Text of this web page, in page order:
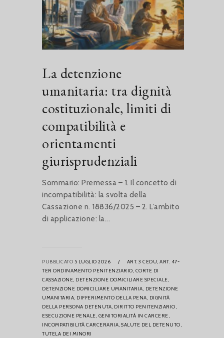
La detenzione
umanitaria: tra dignità
costituzionale, limiti di
compatibilità e
orientamenti
giurisprudenziali
Sommario: Premessa – 1. Il concetto di
incompatibilità: la svolta della
Cassazione n. 18836/2025 – 2. L’ambito
di applicazione: la...
PUBBLICATO 5 LUGLIO 2026 / ART. 3 CEDU, ART. 47-
TER ORDINAMENTO PENITENZIARIO, CORTE DI
CASSAZIONE, DETENZIONE DOMICILIARE SPECIALE,
DETENZIONE DOMICILIARE UMANITARIA, DETENZIONE
UMANITARIA, DIFFERIMENTO DELLA PENA, DIGNITÀ
DELLA PERSONA DETENUTA, DIRITTO PENITENZIARIO,
ESECUZIONE PENALE, GENITORIALITÀ IN CARCERE,
INCOMPATIBILITÀ CARCERARIA, SALUTE DEL DETENUTO,
TUTELA DEI MINORI